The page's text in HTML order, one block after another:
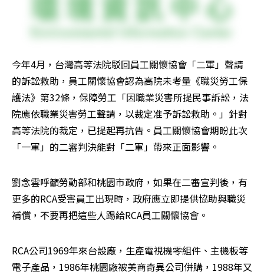
今年4月，台灣高等法院駁回員工關懷協會「二軍」聲請
的訴訟救助，員工關懷協會認為高院未考量《職災勞工保
護法》第32條，保障勞工「因職業災害所提民事訴訟，法
院應依職業災害勞工聲請，以裁定准予訴訟救助。」針對
高等法院的裁定，已提起再抗告。員工關懷協會期盼此次
「一軍」的二審判決能對「二軍」帶來正面影響。
劉念雲呼籲勞動部和桃園市政府，如果在二審宣判後，有
更多的RCA受害員工出現時，政府應立即提供協助與職災
補償，不要再把這些人踢給RCA員工關懷協會。
RCA公司1969年來台設廠，生產電視機零組件、主機板等
電子產品，1986年桃園廠被美商奇異公司併購，1988年又